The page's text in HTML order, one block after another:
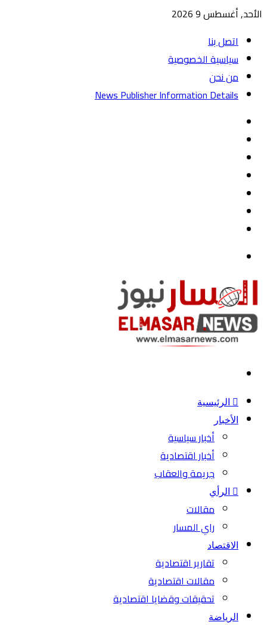
الأحد, أغسطس 9 2026
اتصل بنا
سياسية الخصوصية
من نحن
News Publisher Information Details
الرئيسية
الأخبار
أخبار سياسية
أخبار اقتصادية
جريمة والعقاب
الرأي
مقالات
راي المسار
الاقتصاد
تقارير اقتصادية
مقالات اقتصادية
تحقيقات وقضايا اقتصادية
الرياضة